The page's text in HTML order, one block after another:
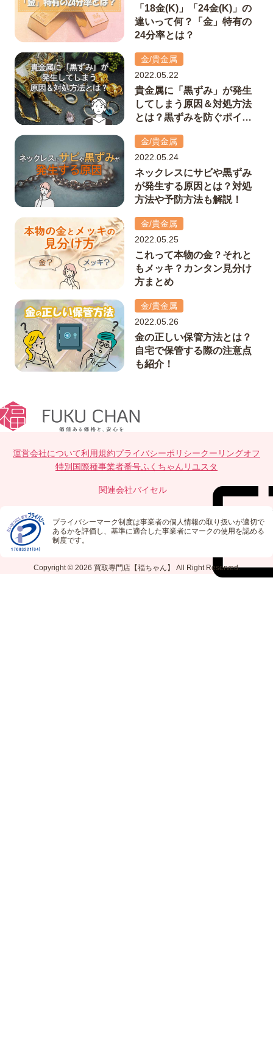
「18金(K)」「24金(K)」の
違いって何？「金」特有の
24分率とは？
金/貴金属
2022.05.22
貴金属に「黒ずみ」が発生
してしまう原因＆対処方法
とは？黒ずみを防ぐポイン
金/貴金属
2022.05.24
ネックレスにサビや黒ずみ
が発生する原因とは？対処
方法や予防方法も解説！
金/貴金属
2022.05.25
これって本物の金？それと
もメッキ？カンタン見分け
方まとめ
金/貴金属
2022.05.26
金の正しい保管方法とは？
自宅で保管する際の注意点
も紹介！
運営会社について利用規約プライバシーポリシークーリングオフ
特別国際種事業者番号ふくちゃんリユスタ
関連会社バイセル
プライバシーマーク制度は事業者の個人情報の取り扱いが適切で
あるかを評価し、基準に適合した事業者にマークの使用を認める
制度です。
Copyright © 2026 買取専門店【福ちゃん】 All Right Reserved.